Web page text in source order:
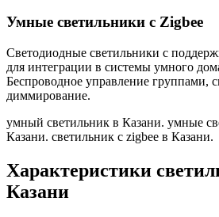
Умные светильники с Zigbee
Светодиодные светильники с
для интеграции в системы умного
Беспроводное управление группами,
диммирование.
умный светильник в Казани. умные
Казани. светильник с zigbee в Казани.
Характеристики
Казани